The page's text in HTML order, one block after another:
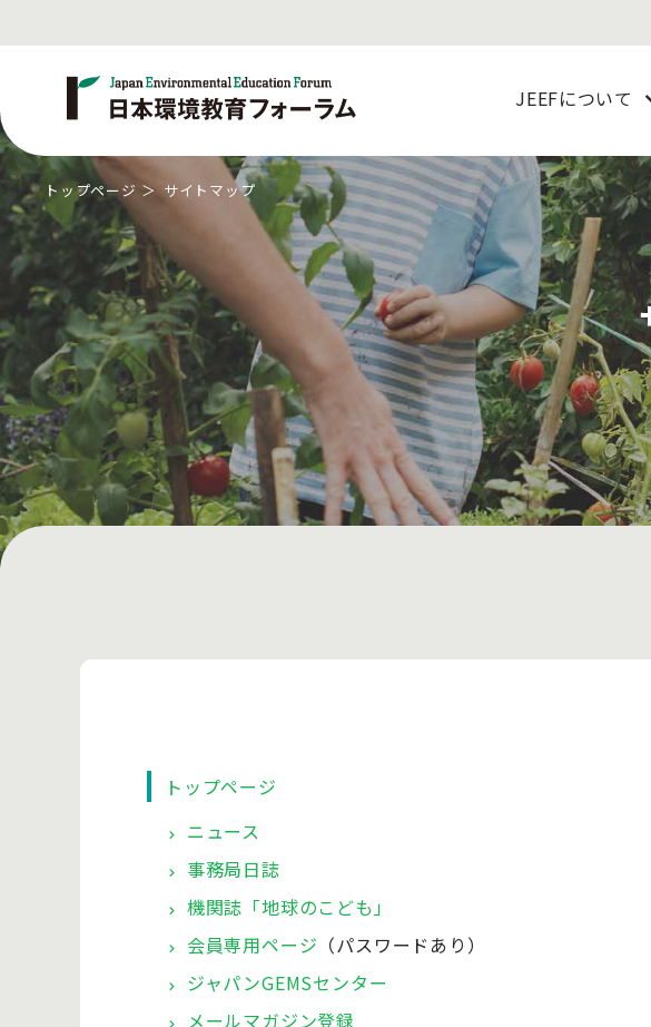
JEEFについて
トップページ サイトマップ
トップページ
ニュース
事務局日誌
機関誌「地球のこども」
会員専用ページ （パスワードあり）
ジャパンGEMSセンター
メールマガジン登録